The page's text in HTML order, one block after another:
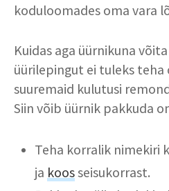
koduloomades oma vara
Kuidas aga üürnikuna
üürilepingut ei tuleks
suuremaid kulutusi
Siin võib üürnik pakkuda
Teha korralik nimekiri
ja koosseisukorrast.